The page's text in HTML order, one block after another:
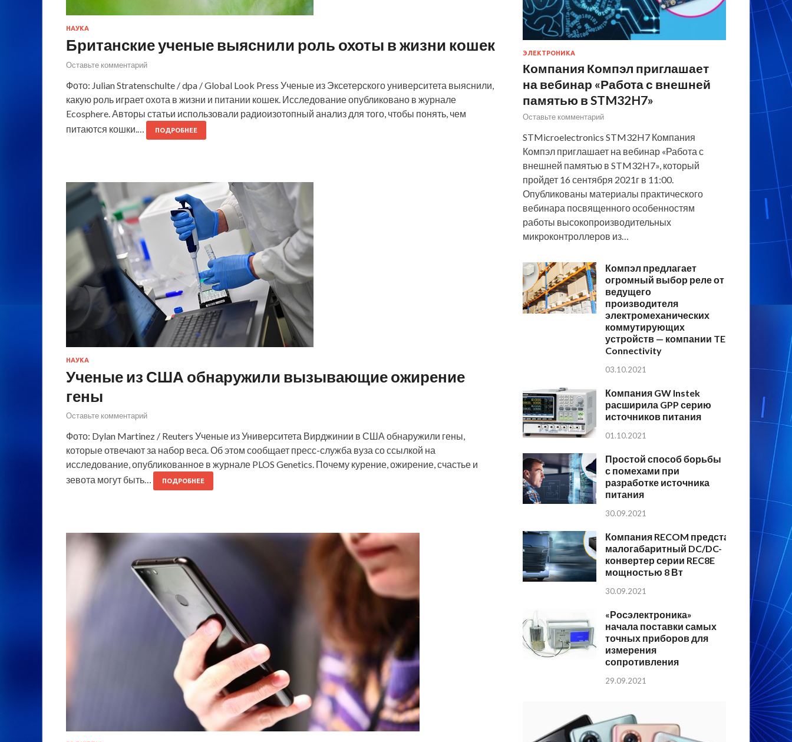
НАУКА
Британские ученые выяснили роль охоты в жизни кошек
Оставьте комментарий
Фото: Julian Stratenschulte / dpa / Global Look Press Ученые из Эксетерского университета выяснили,
какую роль играет охота в жизни и питании кошек. Исследование опубликовано в журнале
Ecosphere. Авторы статьи использовали радиоизотопный анализ для того, чтобы понять, чем
питаются кошки.…
ПОДРОБНЕЕ
НАУКА
Ученые из США обнаружили вызывающие ожирение
гены
Оставьте комментарий
Фото: Dylan Martinez / Reuters Ученые из Университета Вирджинии в США обнаружили гены,
которые отвечают за набор веса. Об этом сообщает пресс-служба вуза со ссылкой на
исследование, опубликованное в журнале PLOS Genetics. Почему курение, ожирение, счастье и
зевота могут быть…
ПОДРОБНЕЕ
ЭЛЕКТРОНИКА
Компания Компэл приглашает
на вебинар «Работа с внешней
памятью в STM32H7»
Оставьте комментарий
STMicroelectronics STM32H7 Компания
Компэл приглашает на вебинар «Работа с
внешней памятью в STM32H7», который
пройдет 16 сентября 2021г в 11:00.
Опубликованы материалы практического
вебинара посвященного особенностям
работы высокопроизводительных
микроконтроллеров из…
Компэл предлагает
огромный выбор реле от
ведущего
производителя
электромеханических
коммутирующих
устройств — компании TE
Connectivity
03.10.2021
Компания GW Instek
расширила GPP серию
источников питания
01.10.2021
Простой способ борьбы
с помехами при
разработке источника
питания
30.09.2021
Компания RECOM представляет
малогабаритный DC/DC-
конвертер серии REC8E
мощностью 8 Вт
30.09.2021
«Росэлектроника»
начала поставки самых
точных приборов для
измерения
сопротивления
29.09.2021